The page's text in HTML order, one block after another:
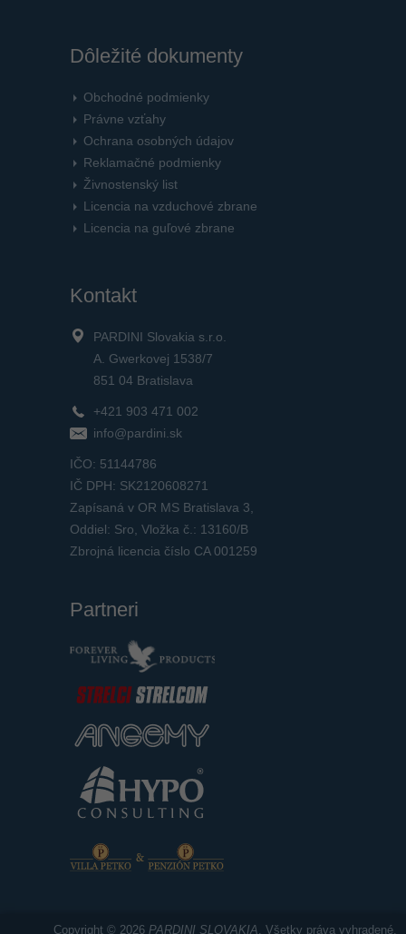
Dôležité dokumenty
Obchodné podmienky
Právne vzťahy
Ochrana osobných údajov
Reklamačné podmienky
Živnostenský list
Licencia na vzduchové zbrane
Licencia na guľové zbrane
Kontakt
PARDINI Slovakia s.r.o.
A. Gwerkovej 1538/7
851 04 Bratislava
+421 903 471 002
info@pardini.sk
IČO: 51144786
IČ DPH: SK2120608271
Zapísaná v OR MS Bratislava 3,
Oddiel: Sro, Vložka č.: 13160/B
Zbrojná licencia číslo CA 001259
Partneri
Copyright © 2026 PARDINI SLOVAKIA . Všetky práva vyhradené.